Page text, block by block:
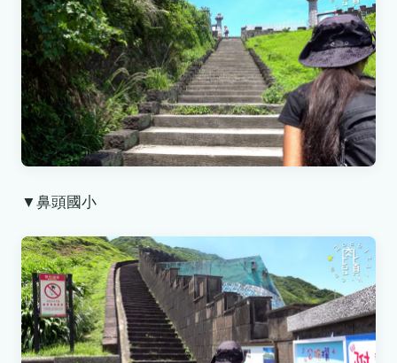
▼鼻頭國小